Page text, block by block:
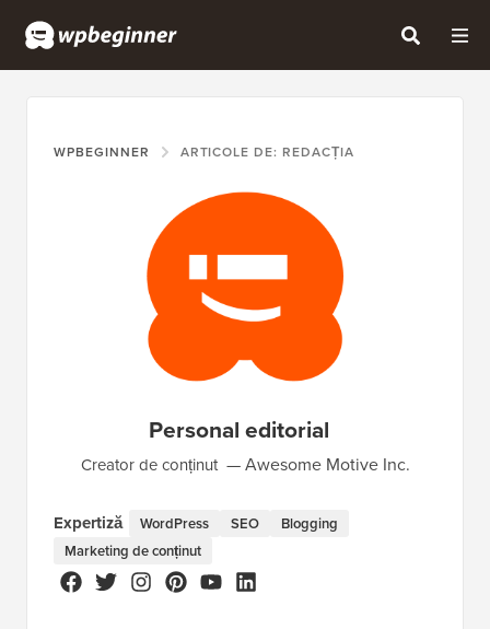
WPBEGINNER ARTICOLE DE: REDACȚIA
Personal editorial
Creator de conținut Awesome Motive Inc.
Expertiză WordPress SEO
Blogging
Marketing de conținut